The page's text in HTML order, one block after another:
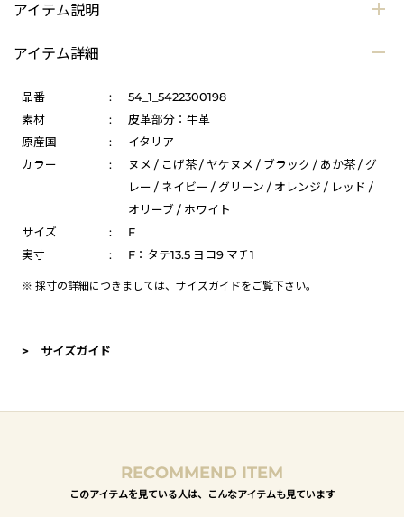
アイテム説明
アイテム詳細
品番 :
54_1_5422300198
素材
:
皮革部分：牛革
原産国
:
イタリア
カラー
:
ヌメ / こげ茶 / ヤケヌメ / ブラック / あか茶 / グ
レー / ネイビー / グリーン / オレンジ / レッド /
オリーブ / ホワイト
サイズ
:
F
実寸
: F：タテ13.5 ヨコ9 マチ1
※ 採寸の詳細につきましては、 サイズガイドをご覧下さい。
> サイズガイド
RECOMMEND ITEM
このアイテムを見ている人は、こんなアイテムも見ています